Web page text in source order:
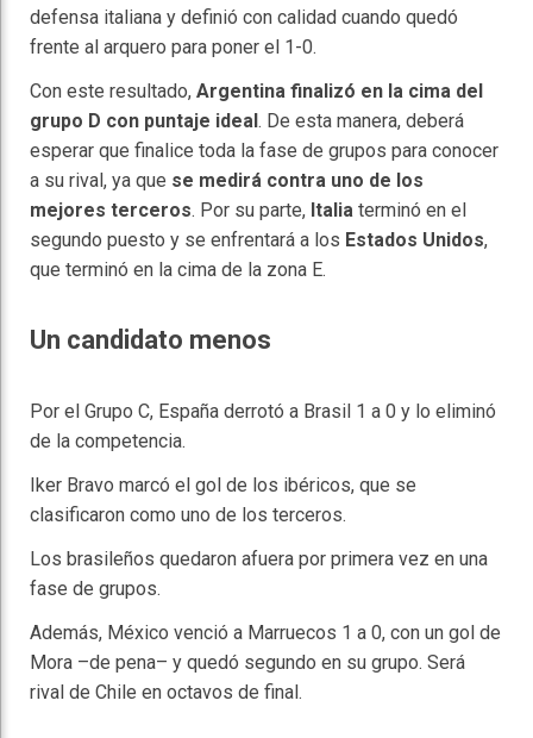
defensa italiana y definió con calidad cuando quedó
frente al arquero para poner el 1-0.
Con este resultado, Argentina finalizó en la cima del
grupo D con puntaje ideal. De esta manera, deberá
esperar que finalice toda la fase de grupos para conocer
a su rival, ya que se medirá contra uno de los
mejores terceros. Por su parte, Italia terminó en el
segundo puesto y se enfrentará a los Estados Unidos,
que terminó en la cima de la zona E.
Un candidato menos
Por el Grupo C, España derrotó a Brasil 1 a 0 y lo eliminó
de la competencia.
Iker Bravo marcó el gol de los ibéricos, que se
clasificaron como uno de los terceros.
Los brasileños quedaron afuera por primera vez en una
fase de grupos.
Además, México venció a Marruecos 1 a 0, con un gol de
Mora –de pena– y quedó segundo en su grupo. Será
rival de Chile en octavos de final.